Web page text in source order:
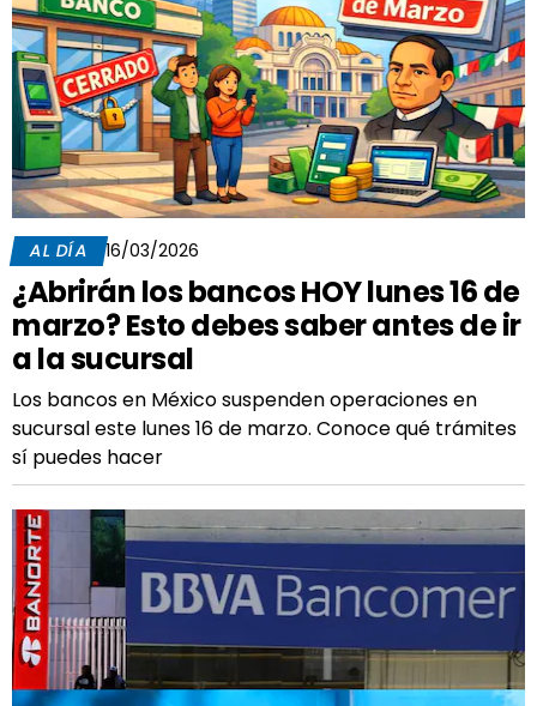
AL DÍA 16/03/2026
¿Abrirán los bancos HOY lunes 16 de
marzo? Esto debes saber antes de ir
a la sucursal
Los bancos en México suspenden operaciones en
sucursal este lunes 16 de marzo. Conoce qué trámites
sí puedes hacer